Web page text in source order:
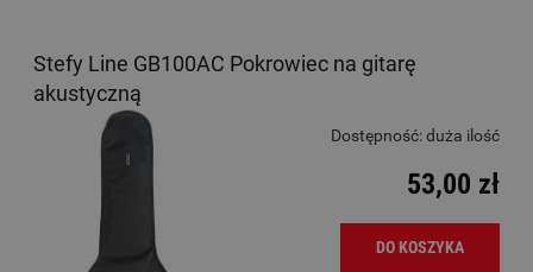
Stefy Line GB100AC Pokrowiec na gitarę
akustyczną
Dostępność:duża ilość
53,00 zł
DO KOSZYKA